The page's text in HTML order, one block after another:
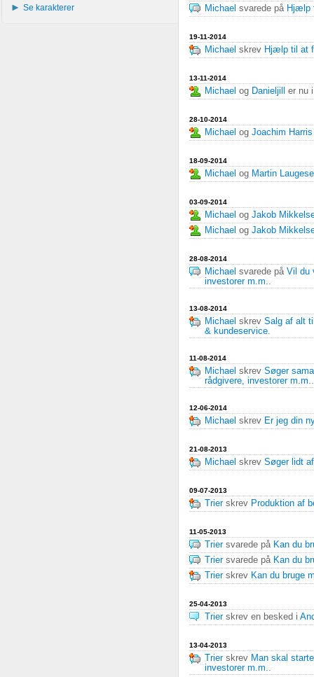
Se karakterer Michael svarede på Hjælp
19-11-2014
Michael skrev Hjælp til at
13-11-2014
Michael og Danieljill er nu
28-10-2014
Michael og Joachim Harris
18-09-2014
Michael og Martin
03-09-2014
Michael og Jakob
Michael og Jakob
28-08-2014
Michael svarede på Vil du
investorer m.m..
13-08-2014
Michael skrev Salg af alt
& kundeservice.
11-08-2014
Michael skrev Søger
rådgivere, investorer m.m..
12-06-2014
Michael skrev Er jeg din
21-08-2013
Michael skrev Søger lidt
09-07-2013
Trierskrev Produktion af
11-05-2013
Triersvarede på Kan du
Triersvarede på Kan du
Trierskrev Kan du bruge
25-04-2013
Trierskrev en besked i
13-04-2013
Trierskrev Man skal
investorer m.m..